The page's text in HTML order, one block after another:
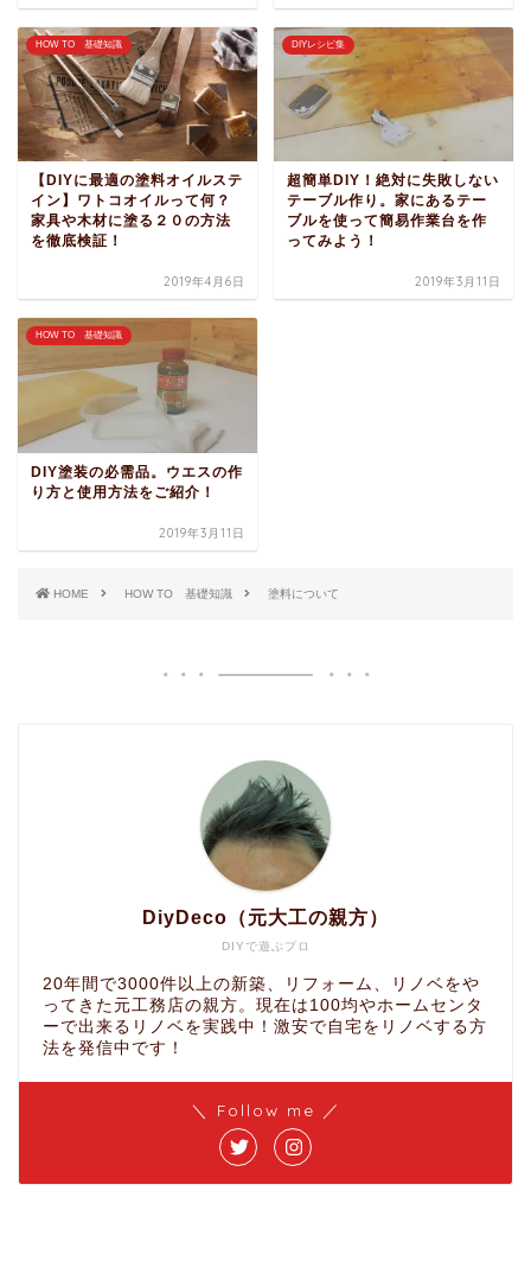
HOW TO 基礎知識
【DIYに最適の塗料オイルステ
イン】ワトコオイルって何？
家具や木材に塗る２０の方法
を徹底検証！
2019年4月6日
DIYレシピ集
超簡単DIY！絶対に失敗しない
テーブル作り。家にあるテー
ブルを使って簡易作業台を作
ってみよう！
2019年3月11日
HOW TO 基礎知識
DIY塗装の必需品。ウエスの作
り方と使用方法をご紹介！
2019年3月11日
HOME HOW TO 基礎知識 塗料について
DIYで遊ぶプロ
DiyDeco（元大工の親方）
20年間で3000件以上の新築、リフォーム、リノベをや
ってきた元工務店の親方。現在は100均やホームセンタ
ーで出来るリノベを実践中！激安で自宅をリノベする方
法を発信中です！
＼ Follow me ／